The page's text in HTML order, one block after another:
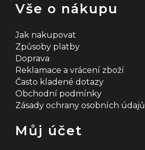
Vše o nákupu
Jak nakupovat
Způsoby platby
Doprava
Reklamace a vrácení zboží
Často kladené dotazy
Obchodní podmínky
Zásady ochrany osobních údajů
Můj účet